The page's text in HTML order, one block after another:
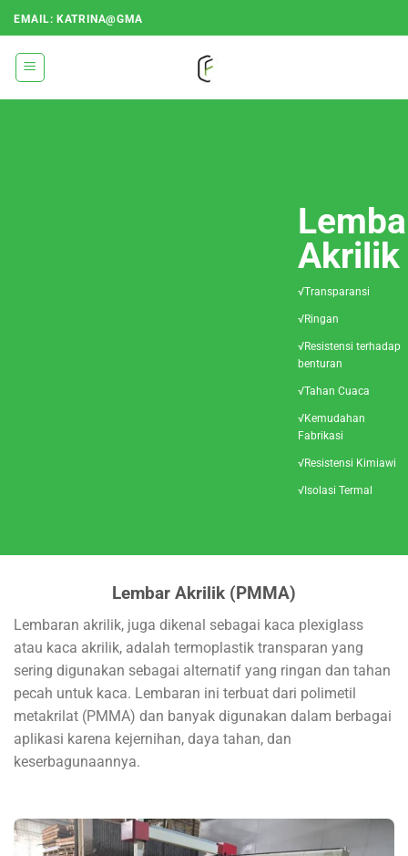
Loncat
ke
konten
EMAIL: KATRINA@GMA
Akrilik
√Transparansi
√Ringan
√Resistensi terhadap
benturan
√Tahan Cuaca
√Kemudahan
Fabrikasi
√Resistensi Kimiawi
√Isolasi Termal
Lembar Akrilik (PMMA)
Lembaran akrilik, juga dikenal sebagai kaca plexiglass
atau kaca akrilik, adalah termoplastik transparan yang
sering digunakan sebagai alternatif yang ringan dan tahan
pecah untuk kaca. Lembaran ini terbuat dari polimetil
metakrilat (PMMA) dan banyak digunakan dalam berbagai
aplikasi karena kejernihan, daya tahan, dan
keserbagunaannya.